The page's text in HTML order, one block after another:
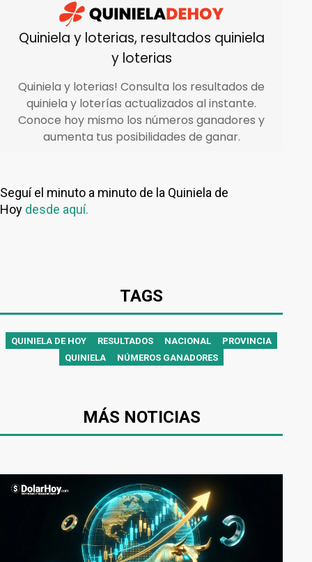
Seguí el minuto a minuto de la Quiniela de
Hoy desde aquí.
TAGS
QUINIELA DE HOY RESULTADOS NACIONAL
PROVINCIA
QUINIELA
NÚMEROS GANADORES
MÁS NOTICIAS